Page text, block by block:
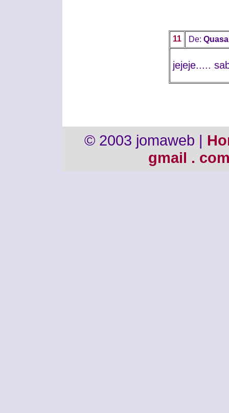
11 De:
jejeje.....
© 2003 jomaweb |
gmail .